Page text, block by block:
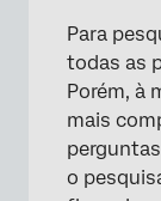
Para
todas as
Porém, à
mais
o